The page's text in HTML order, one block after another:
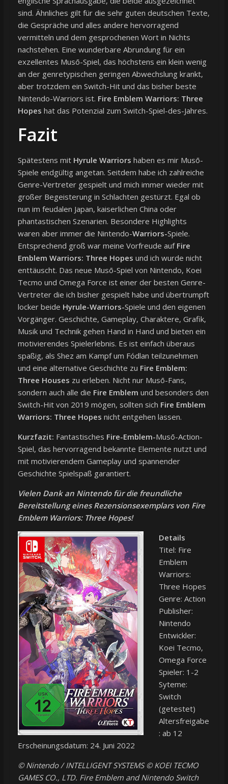
sind. Ähnliches gilt für die sehr guten deutschen Texte,
die Gespräche und alles andere hervorragend
vermitteln und dem gesprochenen Wort in Nichts
nachstehen. Eine wunderbare Abrundung für ein
exzellentes Musō-Spiel, das höchstens ein klein wenig
an der genretypischen geringen Abwechslung krankt,
aber trotzdem ein Switch-Hit und das bisher beste
Nintendo-Warriors ist. Fire Emblem Warriors: Three
Hopes hat das Potenzial zum Switch-Spiel-des-Jahres.
Fazit
Spätestens mit Hyrule Warriors haben es mir Musō-
Spiele endgültig angetan. Seitdem habe ich zahlreiche
Genre-Vertreter gespielt und mich immer wieder mit
großer Begeisterung in Schlachten gestürzt. Egal ob
nun im feudalen Japan, kaiserlichen China oder
phantastischen Szenarien. Besondere Highlights
waren aber immer die Nintendo-Warriors-Spiele.
Entsprechend groß war meine Vorfreude auf Fire
Emblem Warriors: Three Hopes und ich wurde nicht
enttäuscht. Das neue Musō-Spiel von Nintendo, Koei
Tecmo und Omega Force ist einer der besten Genre-
Vertreter die ich bisher gespielt habe und übertrumpft
locker beide Hyrule-Warriors-Spiele und den eigenen
Vorgänger. Geschichte, Gameplay, Charaktere, Grafik,
Musik und Technik gehen Hand in Hand und bieten ein
motivierendes Spielerlebnis. Es ist einfach überaus
spaßig, als Shez am Kampf um Fódlan teilzunehmen
und eine alternative Geschichte zu Fire Emblem:
Three Houses zu erleben. Nicht nur Musō-Fans,
sondern auch alle die Fire Emblem und besonders den
Switch-Hit von 2019 mögen, sollten sich Fire Emblem
Warriors: Three Hopes nicht entgehen lassen.
Kurzfazit: Fantastisches Fire-Emblem-Musō-Action-
Spiel, das hervorragend bekannte Elemente nutzt und
mit motivierendem Gameplay und spannender
Geschichte Spielspaß garantiert.
Vielen Dank an Nintendo für die freundliche
Bereitstellung eines Rezensionsexemplars von Fire
Emblem Warriors: Three Hopes!
Details
Titel: Fire
Emblem
Warriors:
Three Hopes
Genre: Action
Publisher:
Nintendo
Entwickler:
Koei Tecmo,
Omega Force
Spieler: 1-2
Syteme:
Switch
(getestet)
Altersfreigabe
: ab 12
Erscheinungsdatum: 24. Juni 2022
© Nintendo / INTELLIGENT SYSTEMS © KOEI TECMO
GAMES CO., LTD. Fire Emblem and Nintendo Switch